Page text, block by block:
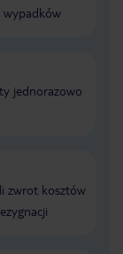
wypadków
jednorazowo
zwrot kosztów